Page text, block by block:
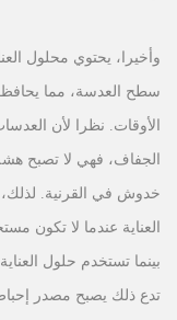
وأخيرا، يحتوي محلول
سطح العدسة، مما
الأوقات. نظرا لأن
الجفاف، فهي لا تصبح
خدوش في القرنية.
العناية عندما لا تكون
بينما تستخدم حلول
تدع ذلك يصبح مصدر